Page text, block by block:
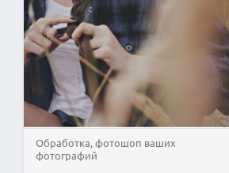
Обработка, фотошоп ваших
фотографий